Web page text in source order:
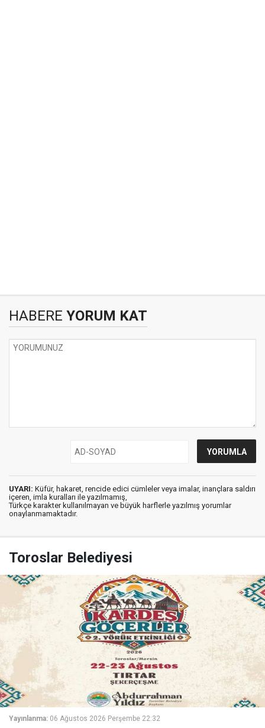
HABERE YORUM KAT
UYARI: Küfür, hakaret, rencide edici cümleler veya imalar, inançlara saldırı
içeren, imla kuralları ile yazılmamış,
Türkçe karakter kullanılmayan ve büyük harflerle yazılmış yorumlar
onaylanmamaktadır.
Toroslar Belediyesi
Yayınlanma: 06 Ağustos 2026 Perşembe 22:32